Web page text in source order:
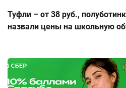
Туфли – от 38 руб.,
назвали цены на школьную